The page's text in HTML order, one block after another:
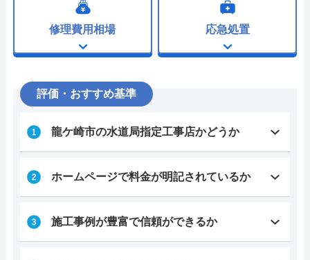
修理費用相場 応急処置
評価・おすすめ基準
龍ケ崎市の水道局指定工事店かどうか
ホームページで料金が明記されているか
施工事例が豊富で信頼ができるか